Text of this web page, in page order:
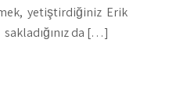
yetiştirdiğiniz Erik
da […]